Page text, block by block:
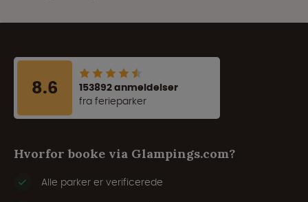
8.6
153892 anmeldelser
fra ferieparker
Hvorfor booke via Glampings.com?
Alle parker er verificerede